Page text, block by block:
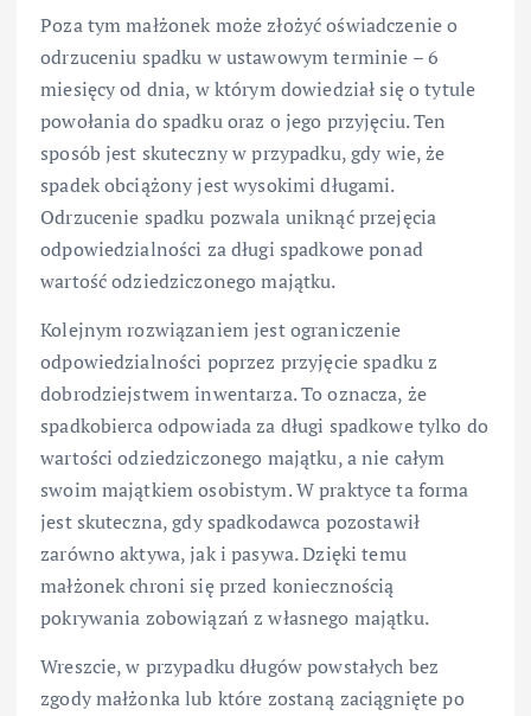
Poza tym małżonek może złożyć oświadczenie o
odrzuceniu spadku w ustawowym terminie – 6
miesięcy od dnia, w którym dowiedział się o tytule
powołania do spadku oraz o jego przyjęciu. Ten
sposób jest skuteczny w przypadku, gdy wie, że
spadek obciążony jest wysokimi długami.
Odrzucenie spadku pozwala uniknąć przejęcia
odpowiedzialności za długi spadkowe ponad
wartość odziedziczonego majątku.
Kolejnym rozwiązaniem jest ograniczenie
odpowiedzialności poprzez przyjęcie spadku z
dobrodziejstwem inwentarza. To oznacza, że
spadkobierca odpowiada za długi spadkowe tylko do
wartości odziedziczonego majątku, a nie całym
swoim majątkiem osobistym. W praktyce ta forma
jest skuteczna, gdy spadkodawca pozostawił
zarówno aktywa, jak i pasywa. Dzięki temu
małżonek chroni się przed koniecznością
pokrywania zobowiązań z własnego majątku.
Wreszcie, w przypadku długów powstałych bez
zgody małżonka lub które zostaną zaciągnięte po